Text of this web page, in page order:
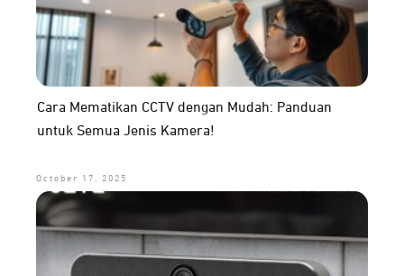
Cara Mematikan CCTV dengan Mudah: Panduan
untuk Semua Jenis Kamera!
October 17, 2025